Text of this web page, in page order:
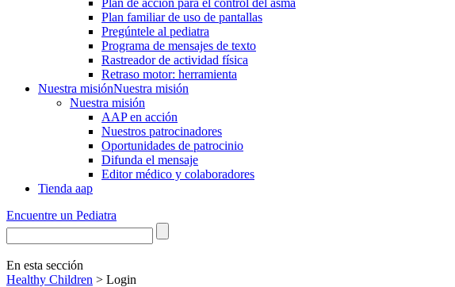
Plan de acción para el control del asma
Plan familiar de uso de pantallas
Pregúntele al pediatra
Programa de mensajes de texto
Rastre​​ador de activida​d física
Retraso motor: herramienta
Nuestra misiónNuestra misión
Nuestra misión
AAP en acción
Nuestros patrocinadores
Oportunidades de patrocinio
Difunda el mensaje
Editor médico y colaboradores
Tienda aap
Encuentre un Pediatra
En esta sección
Healthy Children > Login